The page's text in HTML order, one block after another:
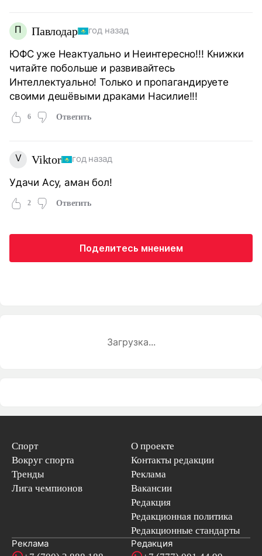
П Павлодар год назад
ЮФС уже Неактуально и Неинтересно!!! Книжки
читайте побольше и развивайтесь
Интеллектуально! Только и пропагандируете
своими дешёвыми драками Насилие!!!
6 Ответить
V Viktor год назад
Удачи Асу, аман бол!
2 Ответить
Поделитесь мнением
Загрузка...
Спорт
Вокруг спорта
Тренды
Лига чемпионов
О проекте
Контакты редакции
Реклама
Вакансии
Редакция
Редакционная политика
Редакционные стандарты
Реклама Редакция